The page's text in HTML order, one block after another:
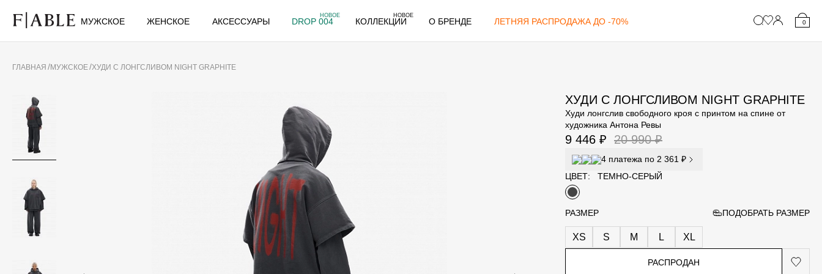
МУЖСКОЕ ЖЕНСКОЕ АКСЕССУАРЫ DROP 004
НОВОЕ
КОЛЛЕКЦИИ
НОВОЕ
О БРЕНДЕ ЛЕТНЯЯ РАСПРОДАЖА ДО -70% 0
ГЛАВНАЯ МУЖСКОЕ ХУДИ С ЛОНГСЛИВОМ NIGHT GRAPHITE
ХУДИ С ЛОНГСЛИВОМ NIGHT GRAPHITE
Худи лонгслив свободного кроя с принтом на спине от
художника Антона Ревы
9 446 ₽ 20 990 ₽
4 платежа по 2 361 ₽
ЦВЕТ:
ТЕМНО-СЕРЫЙ
РАЗМЕР ПОДОБРАТЬ РАЗМЕР
XS S M L XL
РАСПРОДАН